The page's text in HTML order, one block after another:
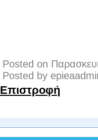
Posted on
Posted by
Επιστροφή